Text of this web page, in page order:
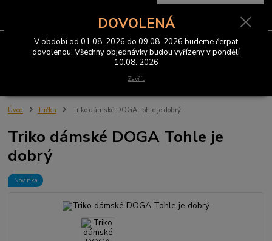
Menu
0 Kč
Úvod Trička Triko dámské DOGA Tohle je dobrý
Triko dámské DOGA Tohle je
dobrý
Novinka
DOVOLENÁ
V období od 01.08. 2026 do 09.08. 2026 budeme čerpat
dovolenou. Všechny objednávky budou vyřízeny v pondělí
10.08. 2026
Zavřít